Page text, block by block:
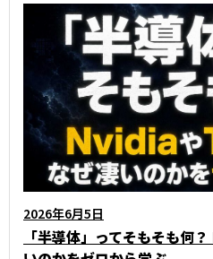
2026年6月5日
「半導体」ってそもそも何